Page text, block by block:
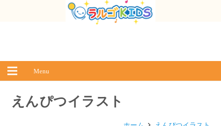
Menu
えんぴつイラスト